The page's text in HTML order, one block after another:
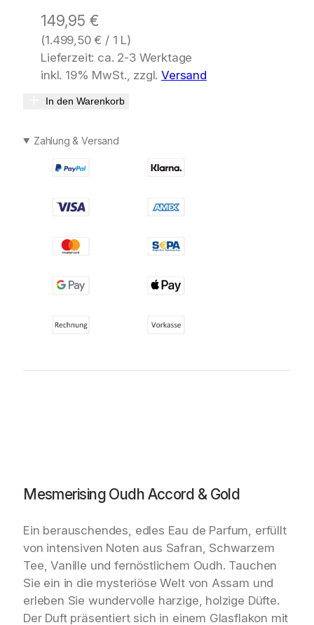
149,95 €
(1.499,50€ / 1 L)
Lieferzeit: ca. 2-3 Werktage
inkl. 19% MwSt., zzgl.Versand
In den Warenkorb
Zahlung & Versand
Mesmerising Oudh Accord & Gold
Ein berauschendes, edles Eau de Parfum, erfüllt
von intensiven Noten aus Safran, Schwarzem
Tee, Vanille und fernöstlichem Oudh. Tauchen
Sie ein in die mysteriöse Welt von Assam und
erleben Sie wundervolle harzige, holzige Düfte.
Der Duft präsentiert sich in einem Glasflakon mit